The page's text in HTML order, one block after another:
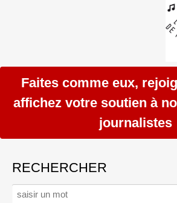
Faites comme eux,
affichez votre soutien à
journalistes
RECHERCHER
Rechercher :